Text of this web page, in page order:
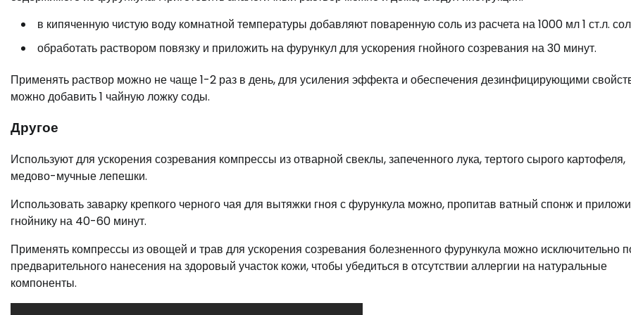
в кипяченную чистую воду комнатной температуры добавляют поваренную соль из расчета на 1000 мл 1 ст.л.
обработать раствором повязку и приложить на фурункул для ускорения гнойного созревания на 30 минут.
Применять раствор можно не чаще 1-2 раз в день, для усиления эффекта и обеспечения дезинфицирующими
можно добавить 1 чайную ложку соды.
Другое
Используют для ускорения созревания компрессы из отварной свеклы, запеченного лука, тертого сырого картофеля,
медово-мучные лепешки.
Использовать заварку крепкого черного чая для вытяжки гноя с фурункула можно, пропитав ватный спонж и
гнойнику на 40-60 минут.
Применять компрессы из овощей и трав для ускорения созревания болезненного фурункула можно исключительно
предварительного нанесения на здоровый участок кожи, чтобы убедиться в отсутствии аллергии на натуральные
компоненты.